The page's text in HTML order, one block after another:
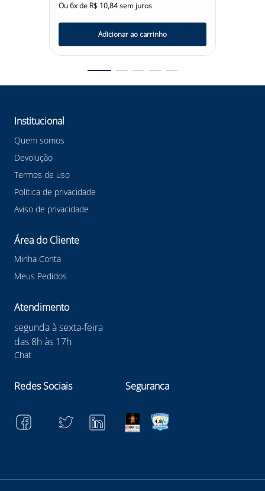
Ou6x de R$ 10,84sem juros
Adicionar ao carrinho
Institucional
Quem somos
Devolução
Termos de uso
Política de privacidade
Aviso de privacidade
Área do Cliente
Minha Conta
Meus Pedidos
Atendimento
segunda à sexta-feira
das 8h às 17h
Chat
Redes Sociais Seguranca